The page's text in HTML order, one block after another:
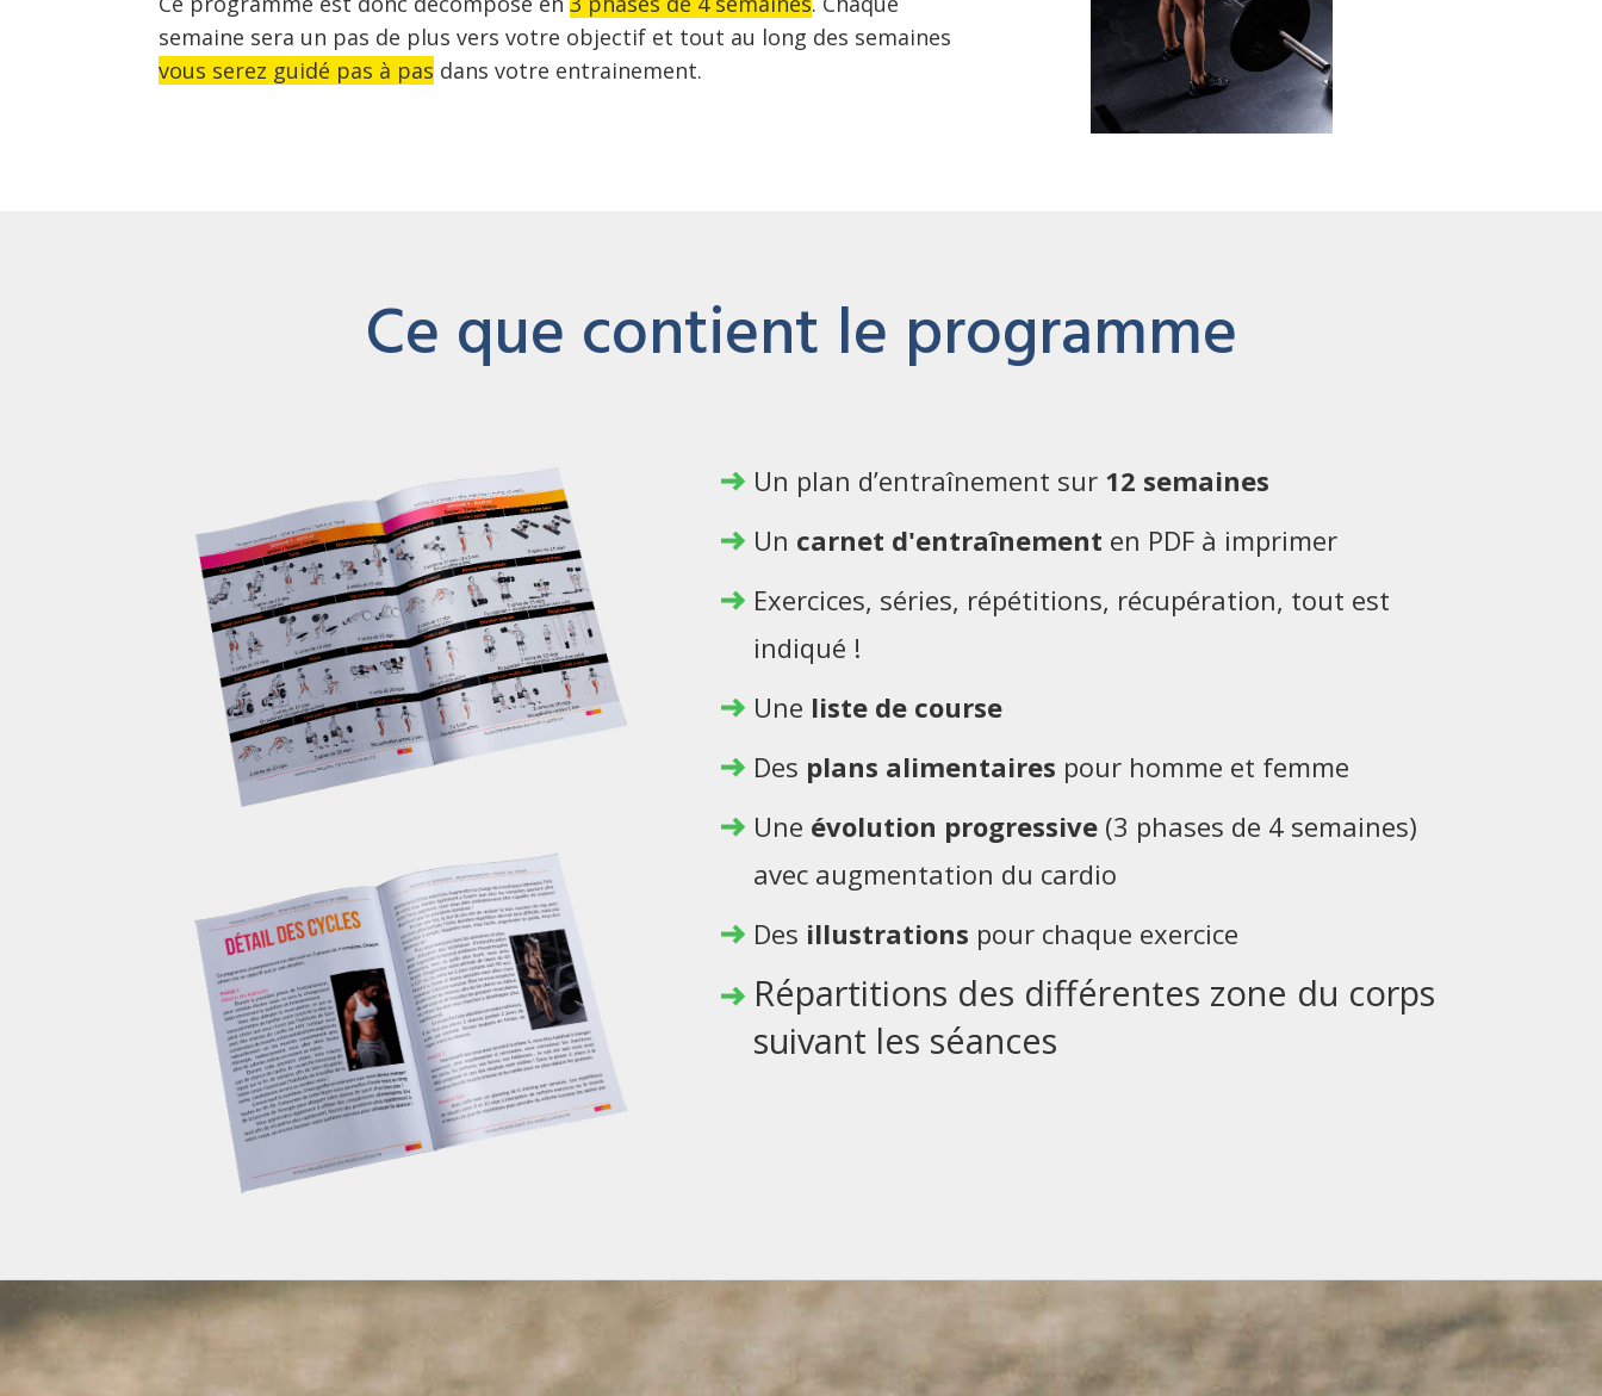
semaine sera un pas de plus vers votre objectif et tout au long des semaines
vous serez guidé pas à pas dans votre entrainement.
Ce que contient le programme
Un plan d’entraînement sur 12 semaines
Un carnet d'entraînement en PDF à imprimer
Exercices, séries, répétitions, récupération, tout est
indiqué !
Une liste de course
Des plans alimentaires pour homme et femme
Une évolution progressive (3 phases de 4 semaines)
avec augmentation du cardio
Des illustrations pour chaque exercice
Répartitions des différentes zone du corps
suivant les séances